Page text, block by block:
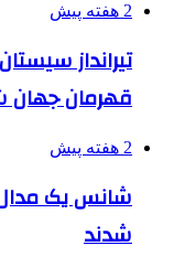
2 هفته پیش
تیرانداز
قهرمان
2 هفته پیش
شدند